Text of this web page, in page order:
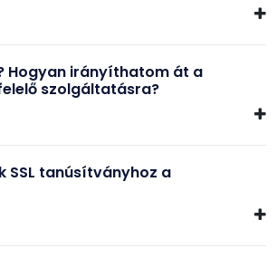
Hogyan irányíthatom át a
szolgáltatásra?
SSL tanúsítványhoz a